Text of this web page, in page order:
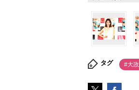
タグ #大